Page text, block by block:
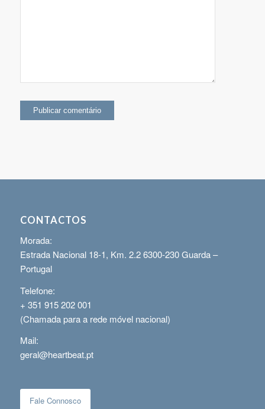
CONTACTOS
Morada:
Estrada Nacional 18-1, Km. 2.2 6300-230 Guarda –
Portugal
Telefone:
+ 351 915 202 001
(Chamada para a rede móvel nacional)
Mail:
geral@heartbeat.pt
Fale Connosco